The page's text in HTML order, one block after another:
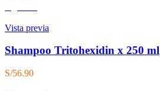
Vista previa
Shampoo Tritohexidin x 250 ml
S/56.90